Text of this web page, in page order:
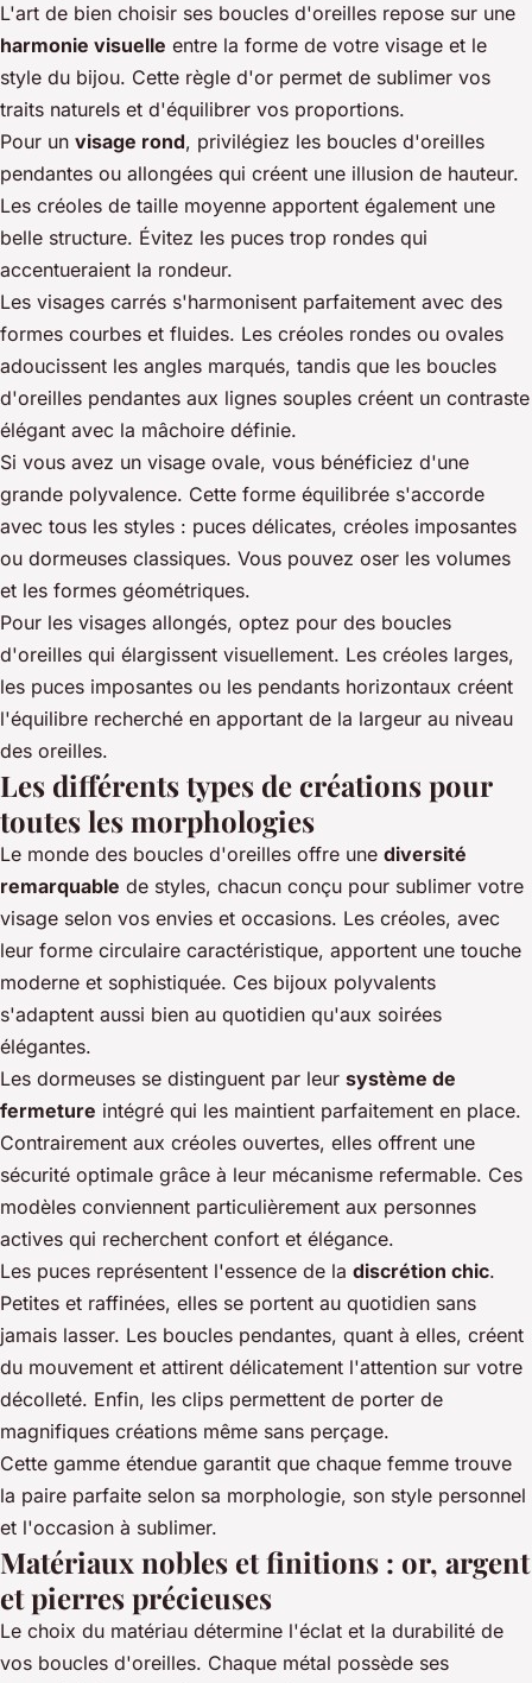
L'art de bien choisir ses boucles d'oreilles repose sur une
harmonie visuelle entre la forme de votre visage et le
style du bijou. Cette règle d'or permet de sublimer vos
traits naturels et d'équilibrer vos proportions.
Pour un visage rond, privilégiez les boucles d'oreilles
pendantes ou allongées qui créent une illusion de hauteur.
Les créoles de taille moyenne apportent également une
belle structure. Évitez les puces trop rondes qui
accentueraient la rondeur.
Les visages carrés s'harmonisent parfaitement avec des
formes courbes et fluides. Les créoles rondes ou ovales
adoucissent les angles marqués, tandis que les boucles
d'oreilles pendantes aux lignes souples créent un contraste
élégant avec la mâchoire définie.
Si vous avez un visage ovale, vous bénéficiez d'une
grande polyvalence. Cette forme équilibrée s'accorde
avec tous les styles : puces délicates, créoles imposantes
ou dormeuses classiques. Vous pouvez oser les volumes
et les formes géométriques.
Pour les visages allongés, optez pour des boucles
d'oreilles qui élargissent visuellement. Les créoles larges,
les puces imposantes ou les pendants horizontaux créent
l'équilibre recherché en apportant de la largeur au niveau
des oreilles.
Les différents types de créations pour
toutes les morphologies
Le monde des boucles d'oreilles offre une diversité
remarquable de styles, chacun conçu pour sublimer votre
visage selon vos envies et occasions. Les créoles, avec
leur forme circulaire caractéristique, apportent une touche
moderne et sophistiquée. Ces bijoux polyvalents
s'adaptent aussi bien au quotidien qu'aux soirées
élégantes.
Les dormeuses se distinguent par leur système de
fermeture intégré qui les maintient parfaitement en place.
Contrairement aux créoles ouvertes, elles offrent une
sécurité optimale grâce à leur mécanisme refermable. Ces
modèles conviennent particulièrement aux personnes
actives qui recherchent confort et élégance.
Les puces représentent l'essence de la discrétion chic.
Petites et raffinées, elles se portent au quotidien sans
jamais lasser. Les boucles pendantes, quant à elles, créent
du mouvement et attirent délicatement l'attention sur votre
décolleté. Enfin, les clips permettent de porter de
magnifiques créations même sans perçage.
Cette gamme étendue garantit que chaque femme trouve
la paire parfaite selon sa morphologie, son style personnel
et l'occasion à sublimer.
Matériaux nobles et finitions : or, argent
et pierres précieuses
Le choix du matériau détermine l'éclat et la durabilité de
vos boucles d'oreilles. Chaque métal possède ses